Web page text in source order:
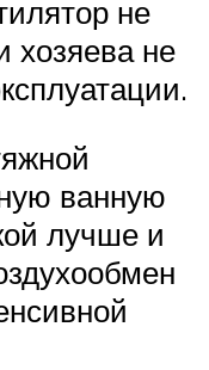
не
хозяева не
ванную
лучше и